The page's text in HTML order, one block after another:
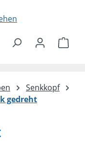
Senkkopf
gedreht